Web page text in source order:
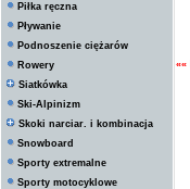
Piłka ręczna
Pływanie
Podnoszenie ciężarów
Rowery
Siatkówka
Ski-Alpinizm
Skoki narciar. i kombinacja
Snowboard
Sporty extremalne
Sporty motocyklowe
««